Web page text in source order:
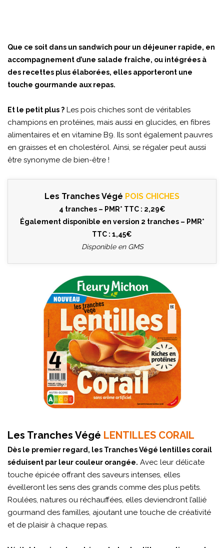
Que ce soit dans un sandwich pour un déjeuner rapide, en
accompagnement d’une salade fraîche, ou intégrées à
des recettes plus élaborées, elles apporteront une
touche gourmande aux repas.
Et le petit plus ? Les pois chiches sont de véritables
champions en protéines, mais aussi en glucides, en fibres
alimentaires et en vitamine B9. Ils sont également pauvres
en graisses et en cholestérol. Ainsi, se régaler peut aussi
être synonyme de bien-être !
Les Tranches Végé POIS CHICHES
4 tranches – PMR* TTC : 2,29€
Également disponible en version 2 tranches – PMR*
TTC : 1,45€
Disponible en GMS
Les Tranches Végé LENTILLES CORAIL
Dès le premier regard, les Tranches Végé lentilles corail
séduisent par leur couleur orangée. Avec leur délicate
touche épicée offrant des saveurs intenses, elles
éveilleront les sens des grands comme des plus petits.
Roulées, natures ou réchauffées, elles deviendront l’allié
gourmand des familles, ajoutant une touche de créativité
et de plaisir à chaque repas.